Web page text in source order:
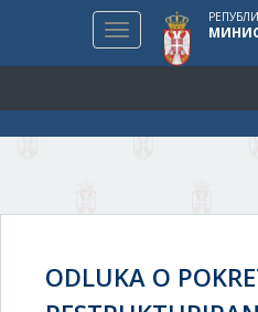
Toggle
navigation
ODLUKA O